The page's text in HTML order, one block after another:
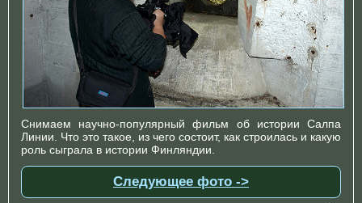
Снимаем научно-популярный фильм об истории Салпа
Линии. Что это такое, из чего состоит, как строилась и какую
роль сыграла в истории Финляндии.
Следующее фото ->